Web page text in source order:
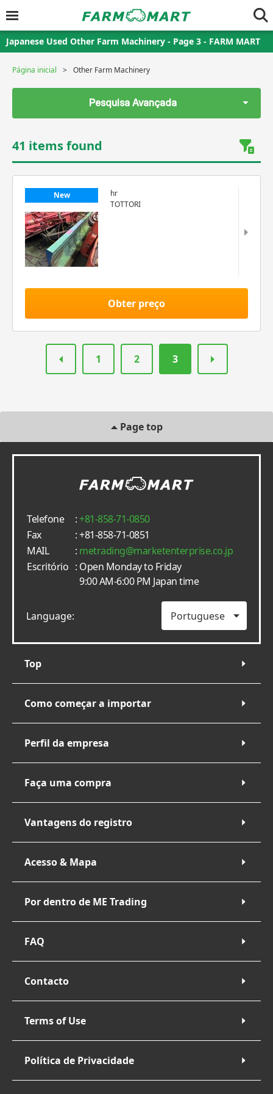
Japanese Used Other Farm Machinery - Page 3 - FARM MART
Página inicial Other Farm Machinery
Pesquisa Avançada
41 items found
New
hr
TOTTORI
Obter preço
1 2 3
Page top
Telefone :+81-858-71-0850
Fax
: +81-858-71-0851
MAIL
: metrading
marketenterprise.co.jp
Escritório : Open Monday to Friday
9:00 AM-6:00 PM Japan time
Language:
Top
Como começar a importar
Perfil da empresa
Faça uma compra
Vantagens do registro
Acesso & Mapa
Por dentro de ME Trading
FAQ
Contacto
Terms of Use
Política de Privacidade